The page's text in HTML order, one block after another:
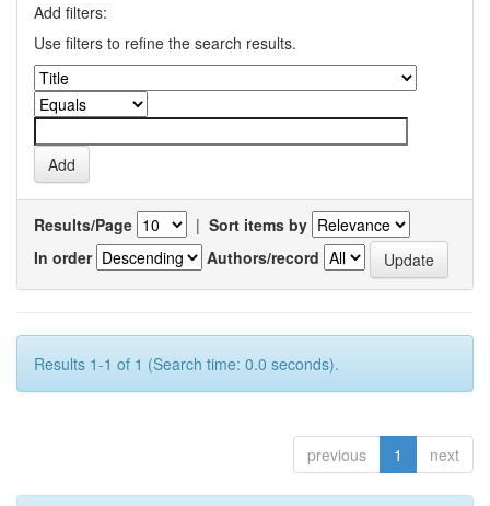
Add filters:
Use filters to refine the search results.
Results/Page | Sort items by
In order
Authors/record
Results 1-1 of 1 (Search time: 0.0 seconds).
previous 1 next